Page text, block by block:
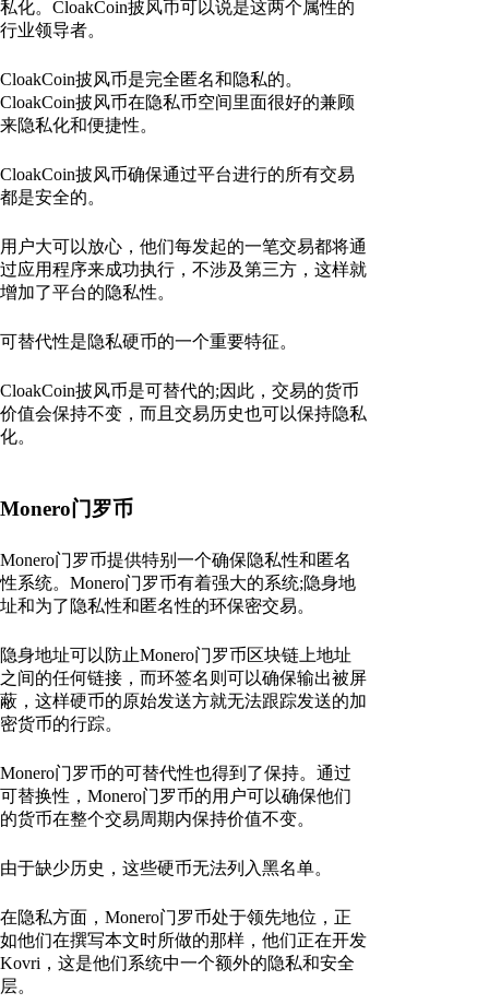
私化。CloakCoin披风币可以说是这两个属性的
行业领导者。
CloakCoin披风币是完全匿名和隐私的。
CloakCoin披风币在隐私币空间里面很好的兼顾
来隐私化和便捷性。
CloakCoin披风币确保通过平台进行的所有交易
都是安全的。
用户大可以放心，他们每发起的一笔交易都将通
过应用程序来成功执行，不涉及第三方，这样就
增加了平台的隐私性。
可替代性是隐私硬币的一个重要特征。
CloakCoin披风币是可替代的;因此，交易的货币
价值会保持不变，而且交易历史也可以保持隐私
化。
Monero门罗币
Monero门罗币提供特别一个确保隐私性和匿名
性系统。Monero门罗币有着强大的系统;隐身地
址和为了隐私性和匿名性的环保密交易。
隐身地址可以防止Monero门罗币区块链上地址
之间的任何链接，而环签名则可以确保输出被屏
蔽，这样硬币的原始发送方就无法跟踪发送的加
密货币的行踪。
Monero门罗币的可替代性也得到了保持。通过
可替换性，Monero门罗币的用户可以确保他们
的货币在整个交易周期内保持价值不变。
由于缺少历史，这些硬币无法列入黑名单。
在隐私方面，Monero门罗币处于领先地位，正
如他们在撰写本文时所做的那样，他们正在开发
Kovri，这是他们系统中一个额外的隐私和安全
层。